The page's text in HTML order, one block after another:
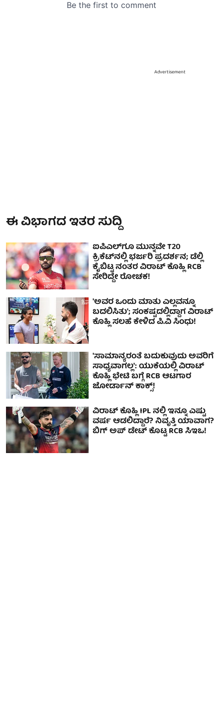
Advertisement
ಈ ವಿಭಾಗದ ಇತರ ಸುದ್ದಿ
ಐಪಿಎಲ್‌ಗೂ ಮುನ್ನವೇ T20
ಕ್ರಿಕೆಟ್‌ನಲ್ಲಿ ಭರ್ಜರಿ ಪ್ರದರ್ಶನ; ಡೆಲ್ಲಿ
ಕೈಬಿಟ್ಟ ನಂತರ ವಿರಾಟ್ ಕೊಹ್ಲಿ RCB
ಸೇರಿದ್ದೇ ರೋಚಕ!
'ಅವರ ಒಂದು ಮಾತು ಎಲ್ಲವನ್ನೂ
ಬದಲಿಸಿತು'; ಸಂಕಷ್ಟದಲ್ಲಿದ್ದಾಗ ವಿರಾಟ್
ಕೊಹ್ಲಿ ಸಲಹೆ ಕೇಳಿದ ಪಿ.ವಿ ಸಿಂಧು!
'ಸಾಮಾನ್ಯರಂತೆ ಬದುಕುವುದು ಅವರಿಗೆ
ಸಾಧ್ಯವಾಗಲ್ಲ': ಯುಕೆಯಲ್ಲಿ ವಿರಾಟ್
ಕೊಹ್ಲಿ ಭೇಟಿ ಬಗ್ಗೆ RCB ಆಟಗಾರ
ಜೋರ್ಡಾನ್ ಕಾಕ್ಸ್!
ವಿರಾಟ್ ಕೊಹ್ಲಿ IPL ನಲ್ಲಿ ಇನ್ನೂ ಎಷ್ಟು
ವರ್ಷ ಆಡಲಿದ್ದಾರೆ? ನಿವೃತ್ತಿ ಯಾವಾಗ?
ಬಿಗ್ ಅಪ್ ಡೇಟ್ ಕೊಟ್ಟ RCB ಸಿಇಒ!